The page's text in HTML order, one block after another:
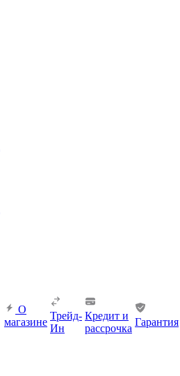
О
магазине
Трейд-
Ин
Кредит и
рассрочка
Гарантия